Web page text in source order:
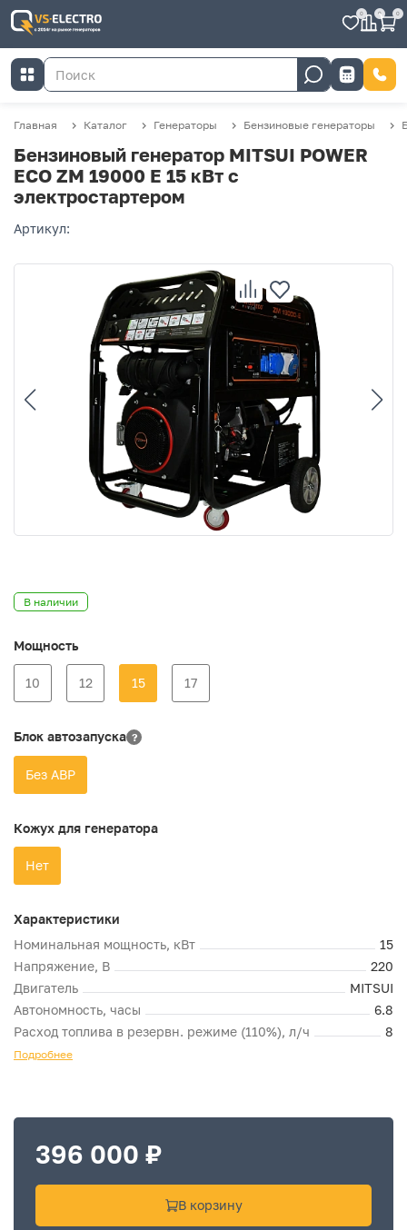
0 0 0
Главная Каталог Генераторы Бензиновые генераторы
Бензиновый генератор MITSUI POWER
ECO ZM 19000 Е 15 кВт с
электростартером
Артикул:
В наличии
Мощность
10 12 15 17
Блок автозапуска ?
Без АВР
Кожух для генератора
Нет
Характеристики
Номинальная мощность, кВт
15
Напряжение, В
220
Двигатель
MITSUI
Автономность, часы
6.8
Расход топлива в резервн. режиме (110%), л/ч
8
Подробнее
396 000 ₽
В корзину